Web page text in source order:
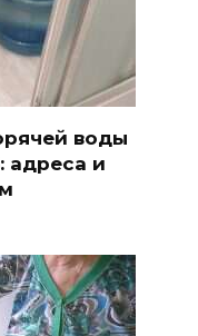
воды
адреса и